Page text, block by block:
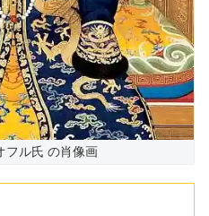
フル氏 の肖像画